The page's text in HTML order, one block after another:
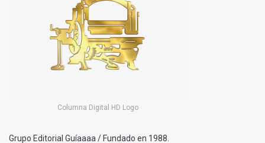
Columna Digital HD Logo
Grupo Editorial Guíaaaa / Fundado en 1988.